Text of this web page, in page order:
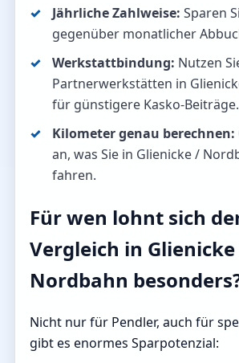
Jährliche Zahlweise: Sparen
gegenüber monatlicher
Werkstattbindung: Nutzen
Partnerwerkstätten in
für günstigere Kasko-Beiträge.
Kilometer genau berechnen:
an, was Sie in Glienicke /
fahren.
Für wen lohnt sich
Vergleich in
Nordbahn
Nicht nur für Pendler, auch für
gibt es enormes Sparpotenzial: